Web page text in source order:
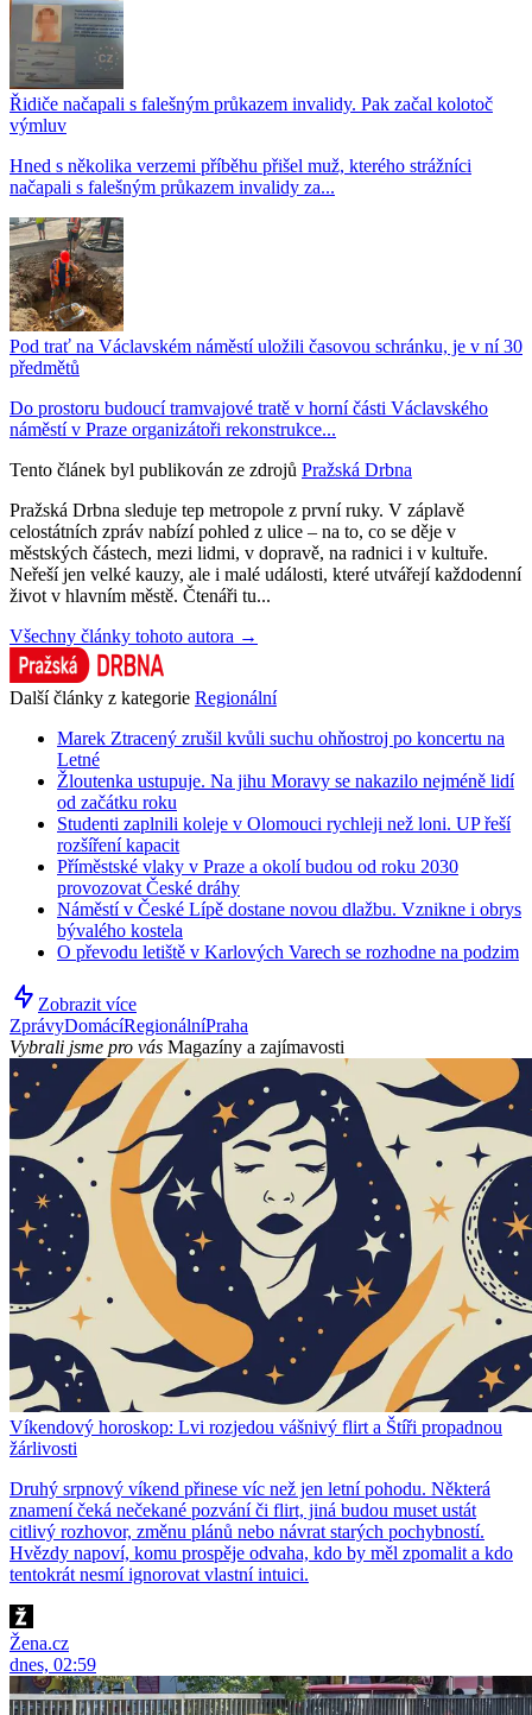
Řidiče načapali s falešným průkazem invalidy. Pak začal kolotoč
výmluv
Hned s několika verzemi příběhu přišel muž, kterého strážníci
načapali s falešným průkazem invalidy za...
Pod trať na Václavském náměstí uložili časovou schránku, je v ní 30
předmětů
Do prostoru budoucí tramvajové tratě v horní části Václavského
náměstí v Praze organizátoři rekonstrukce...
Tento článek byl publikován ze zdrojů Pražská Drbna
Pražská Drbna sleduje tep metropole z první ruky. V záplavě
celostátních zpráv nabízí pohled z ulice – na to, co se děje v
městských částech, mezi lidmi, v dopravě, na radnici i v kultuře.
Neřeší jen velké kauzy, ale i malé události, které utvářejí každodenní
život v hlavním městě. Čtenáři tu...
Všechny články tohoto autora →
Další články z kategorie Regionální
Marek Ztracený zrušil kvůli suchu ohňostroj po koncertu na
Letné
Žloutenka ustupuje. Na jihu Moravy se nakazilo nejméně lidí
od začátku roku
Studenti zaplnili koleje v Olomouci rychleji než loni. UP řeší
rozšíření kapacit
Příměstské vlaky v Praze a okolí budou od roku 2030
provozovat České dráhy
Náměstí v České Lípě dostane novou dlažbu. Vznikne i obrys
bývalého kostela
O převodu letiště v Karlových Varech se rozhodne na podzim
Zobrazit více
ZprávyDomácíRegionálníPraha
Vybrali jsme pro vás Magazíny a zajímavosti
Víkendový horoskop: Lvi rozjedou vášnivý flirt a Štíři propadnou
žárlivosti
Druhý srpnový víkend přinese víc než jen letní pohodu. Některá
znamení čeká nečekané pozvání či flirt, jiná budou muset ustát
citlivý rozhovor, změnu plánů nebo návrat starých pochybností.
Hvězdy napoví, komu prospěje odvaha, kdo by měl zpomalit a kdo
tentokrát nesmí ignorovat vlastní intuici.
Žena.cz
dnes, 02:59